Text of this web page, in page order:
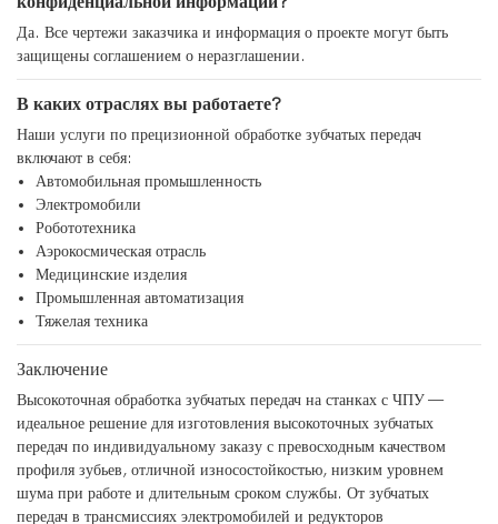
Да. Все чертежи заказчика и информация о проекте могут быть
защищены соглашением о неразглашении.
В каких отраслях вы работаете?
Наши услуги по прецизионной обработке зубчатых передач
включают в себя:
Автомобильная промышленность
Электромобили
Робототехника
Аэрокосмическая отрасль
Медицинские изделия
Промышленная автоматизация
Тяжелая техника
Заключение
Высокоточная обработка зубчатых передач на станках с ЧПУ —
идеальное решение для изготовления высокоточных зубчатых
передач по индивидуальному заказу с превосходным качеством
профиля зубьев, отличной износостойкостью, низким уровнем
шума при работе и длительным сроком службы. От зубчатых
передач в трансмиссиях электромобилей и редукторов